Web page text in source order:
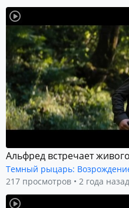
Альфред встречает
Темный рыцарь:
217 просмотров
2 года назад